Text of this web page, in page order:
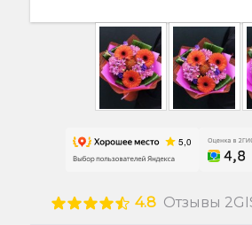
4.8 Отзывы